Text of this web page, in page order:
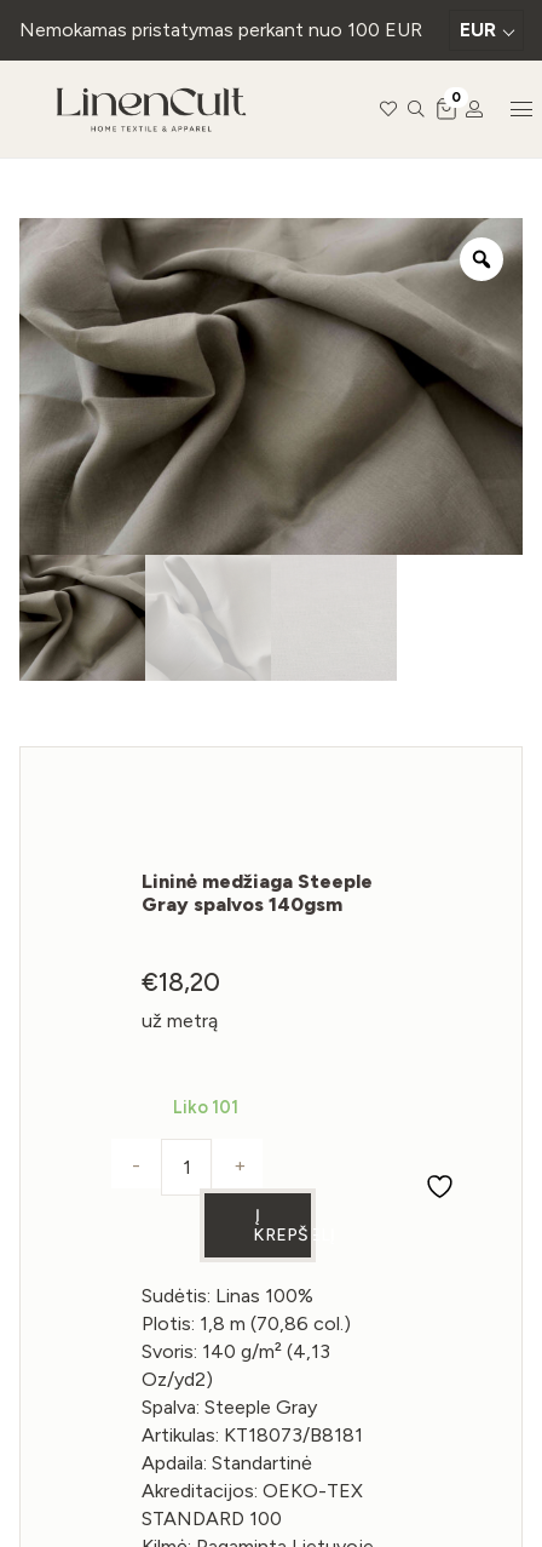
Nemokamas pristatymas perkant nuo 100 EUR EUR
0
Lininė medžiaga Steeple
Gray spalvos 140gsm
€18,20
už metrą
Liko 101
produkto kiekis: Lininė medžiaga Steeple
- +
Į
KREPŠELĮ
Sudėtis: Linas 100%
Plotis: 1,8 m (70,86 col.)
Svoris: 140 g/m² (4,13
Oz/yd2)
Spalva: Steeple Gray
Artikulas: KT18073/B8181
Apdaila: Standartinė
Akreditacijos: OEKO-TEX
STANDARD 100